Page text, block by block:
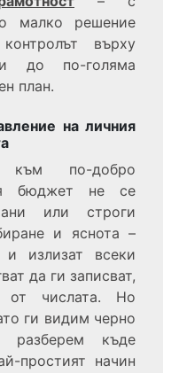
малко решение
върху
до по-голяма
план.
на личния
към по-добро
бюджет не се
или строги
и яснота –
излизат всеки
да ги записват,
от числата. Но
ги видим черно
къде
простият начин